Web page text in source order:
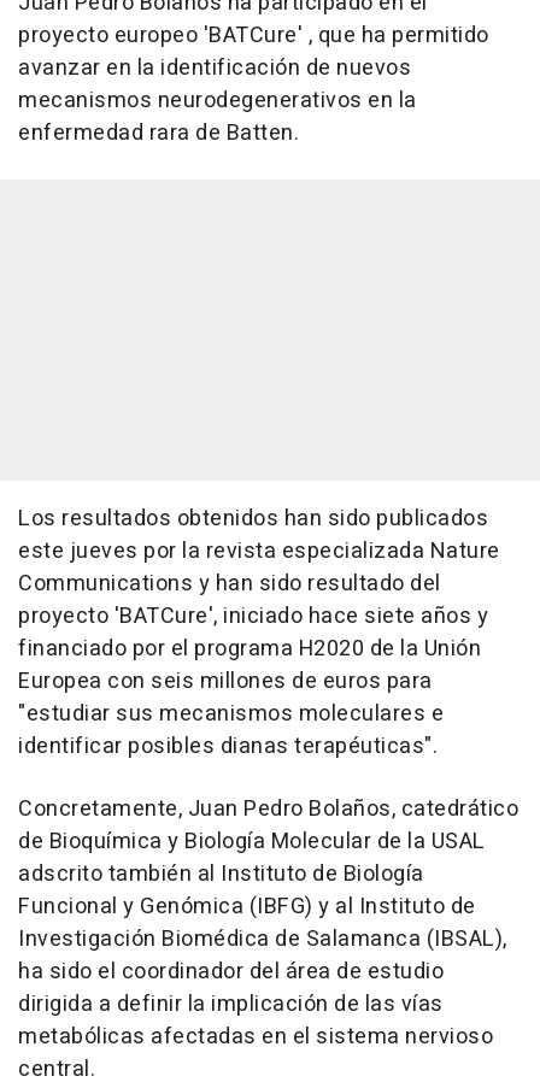
proyecto europeo 'BATCure' , que ha permitido
avanzar en la identificación de nuevos
mecanismos neurodegenerativos en la
enfermedad rara de Batten.
Los resultados obtenidos han sido publicados
este jueves por la revista especializada Nature
Communications y han sido resultado del
proyecto 'BATCure', iniciado hace siete años y
financiado por el programa H2020 de la Unión
Europea con seis millones de euros para
"estudiar sus mecanismos moleculares e
identificar posibles dianas terapéuticas".
Concretamente, Juan Pedro Bolaños, catedrático
de Bioquímica y Biología Molecular de la USAL
adscrito también al Instituto de Biología
Funcional y Genómica (IBFG) y al Instituto de
Investigación Biomédica de Salamanca (IBSAL),
ha sido el coordinador del área de estudio
dirigida a definir la implicación de las vías
metabólicas afectadas en el sistema nervioso
central.